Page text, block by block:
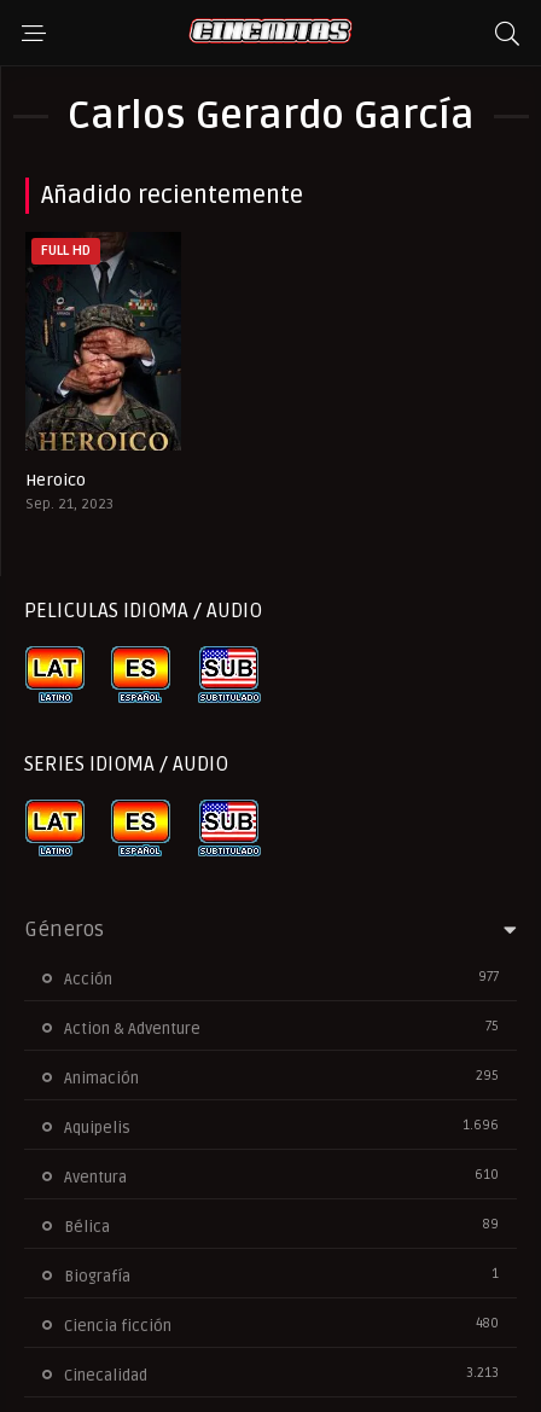
Carlos Gerardo García
Añadido recientemente
FULL HD
Heroico
Sep. 21, 2023
PELICULAS IDIOMA / AUDIO
SERIES IDIOMA / AUDIO
Géneros
Acción 977
Action & Adventure 75
Animación 295
Aquipelis 1.696
Aventura 610
Bélica 89
Biografía 1
Ciencia ficción 480
Cinecalidad 3.213